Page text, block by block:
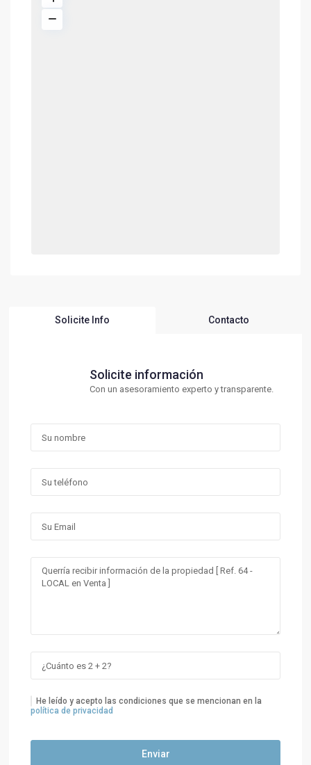
Solicite Info Contacto
Solicite información
Con un asesoramiento experto y transparente.
He leído y acepto las condiciones que se mencionan en la
política de privacidad